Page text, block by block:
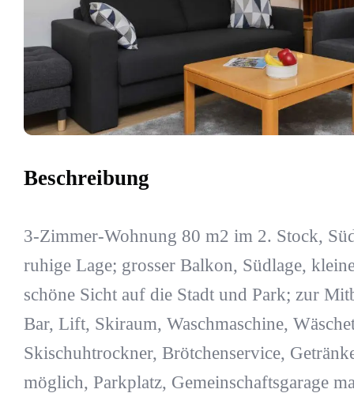
Beschreibung
3-Zimmer-Wohnung 80 m2 im 2. Stock,
ruhige Lage; grosser Balkon, Südlage,
schöne Sicht auf die Stadt und Park; zur
Bar, Lift, Skiraum, Waschmaschine,
Skischuhtrockner, Brötchenservice,
möglich, Parkplatz, Gemeinschaftsgarage